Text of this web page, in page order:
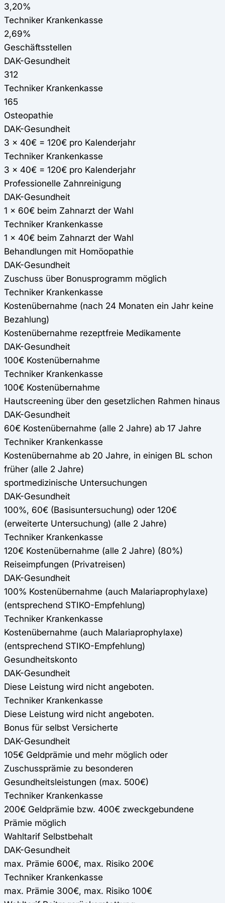
3,20%
Techniker Krankenkasse
2,69%
Geschäftsstellen
DAK-Gesundheit
312
Techniker Krankenkasse
165
Osteopathie
DAK-Gesundheit
3 x 40€ = 120€ pro Kalenderjahr
Techniker Krankenkasse
3 x 40€ = 120€ pro Kalenderjahr
Professionelle Zahnreinigung
DAK-Gesundheit
1 x 60€ beim Zahnarzt der Wahl
Techniker Krankenkasse
1 x 40€ beim Zahnarzt der Wahl
Behandlungen mit Homöopathie
DAK-Gesundheit
Zuschuss über Bonusprogramm möglich
Techniker Krankenkasse
Kostenübernahme (nach 24 Monaten ein Jahr keine
Bezahlung)
Kostenübernahme rezeptfreie Medikamente
DAK-Gesundheit
100€ Kostenübernahme
Techniker Krankenkasse
100€ Kostenübernahme
Hautscreening über den gesetzlichen Rahmen hinaus
DAK-Gesundheit
60€ Kostenübernahme (alle 2 Jahre) ab 17 Jahre
Techniker Krankenkasse
Kostenübernahme ab 20 Jahre, in einigen BL schon
früher (alle 2 Jahre)
sportmedizinische Untersuchungen
DAK-Gesundheit
100%, 60€ (Basisuntersuchung) oder 120€
(erweiterte Untersuchung) (alle 2 Jahre)
Techniker Krankenkasse
120€ Kostenübernahme (alle 2 Jahre) (80%)
Reiseimpfungen (Privatreisen)
DAK-Gesundheit
100% Kostenübernahme (auch Malariaprophylaxe)
(entsprechend STIKO-Empfehlung)
Techniker Krankenkasse
Kostenübernahme (auch Malariaprophylaxe)
(entsprechend STIKO-Empfehlung)
Gesundheitskonto
DAK-Gesundheit
Diese Leistung wird nicht angeboten.
Techniker Krankenkasse
Diese Leistung wird nicht angeboten.
Bonus für selbst Versicherte
DAK-Gesundheit
105€ Geldprämie und mehr möglich oder
Zuschussprämie zu besonderen
Gesundheitsleistungen (max. 500€)
Techniker Krankenkasse
200€ Geldprämie bzw. 400€ zweckgebundene
Prämie möglich
Wahltarif Selbstbehalt
DAK-Gesundheit
max. Prämie 600€, max. Risiko 200€
Techniker Krankenkasse
max. Prämie 300€, max. Risiko 100€